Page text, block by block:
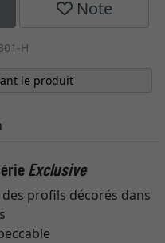
Note
H
le produit
Exclusive
profils décorés dans